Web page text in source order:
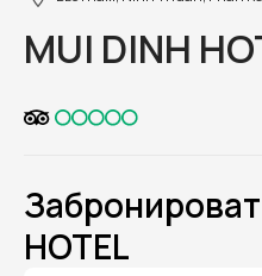
MUI DINH
HOTEL